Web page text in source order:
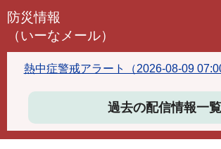
こ
頭
防災情報
（いーなメール）
熱中症警戒アラート（2026-08-09
過去の配信情報一覧